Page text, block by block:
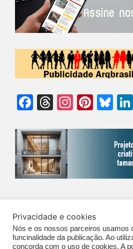
Facebook
Threads
Expediente|Contato|Newsletter
GERAIS DE
Privacidade e cookies
Nós e os nossos parceiros usamos
funcinalidade da publicação. Ao
concorda com o uso de cookies. A